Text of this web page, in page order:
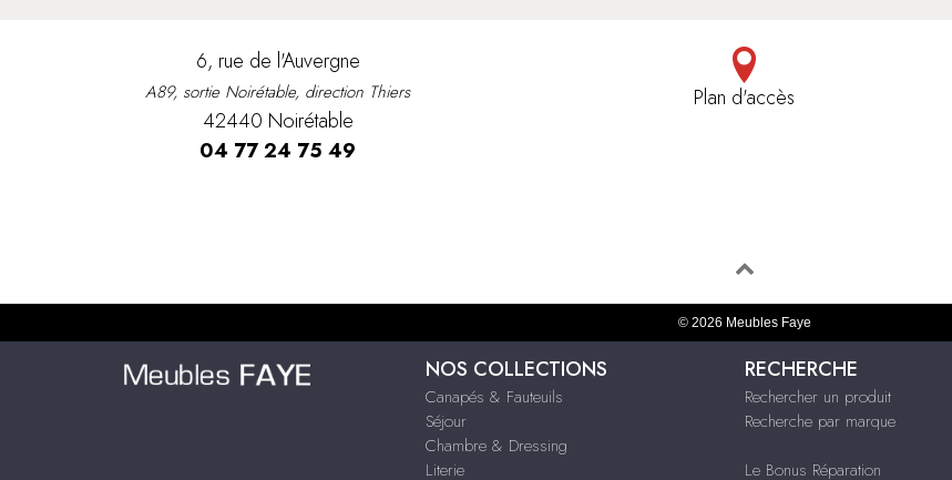
6, rue de l'Auvergne
A89, sortie Noirétable, direction Thiers
42440 Noirétable
04 77 24 75 49
Plan d'accès
© 2026 Meubles Faye
NOS COLLECTIONS
Canapés & Fauteuils
Séjour
Chambre & Dressing
Literie
RECHERCHE
Rechercher un produit
Recherche par marque
Le Bonus Réparation